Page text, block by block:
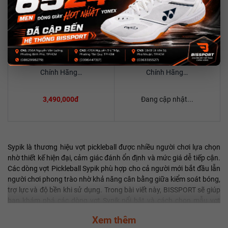
Mua Ngay
Xem chi tiết
☆☆☆☆☆
Vợt Pickleball Sypik Triton 5
Chính Hãng…
3,490,000đ
Mua Ngay
Xem chi tiết
☆☆☆☆☆(0)
Vợt Pickleball Sypik Triton 3
Chính Hãng…
Đang cập nhật...
Sypik là thương hiệu vợt pickleball được nhiều người chơi lựa chọn
nhờ thiết kế hiện đại, cảm giác đánh ổn định và mức giá dễ tiếp cận.
Các dòng vợt Pickleball Sypik phù hợp cho cả người mới bắt đầu lẫn
người chơi phong trào nhờ khả năng cân bằng giữa kiểm soát bóng,
trợ lực và độ bền khi sử dụng. Trong bài viết này, BISSPORT sẽ giúp
Xem thêm